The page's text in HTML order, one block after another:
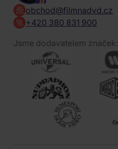
obchod@filmnadvd.cz
+420 380 831 900
Jsme dodavatelem značek: